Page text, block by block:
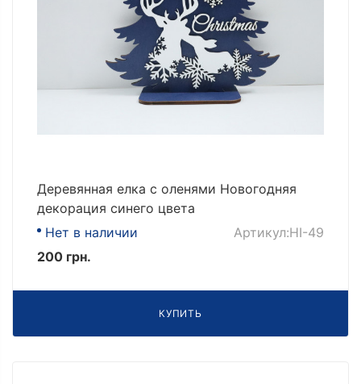
Деревянная елка с оленями Новогодняя
декорация синего цвета
Нет в наличии
Артикул:НІ-49
200 грн.
КУПИТЬ